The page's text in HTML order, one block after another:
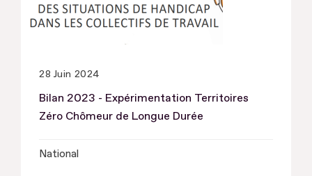
28 Juin 2024
Bilan 2023 - Expérimentation Territoires
Zéro Chômeur de Longue Durée
National